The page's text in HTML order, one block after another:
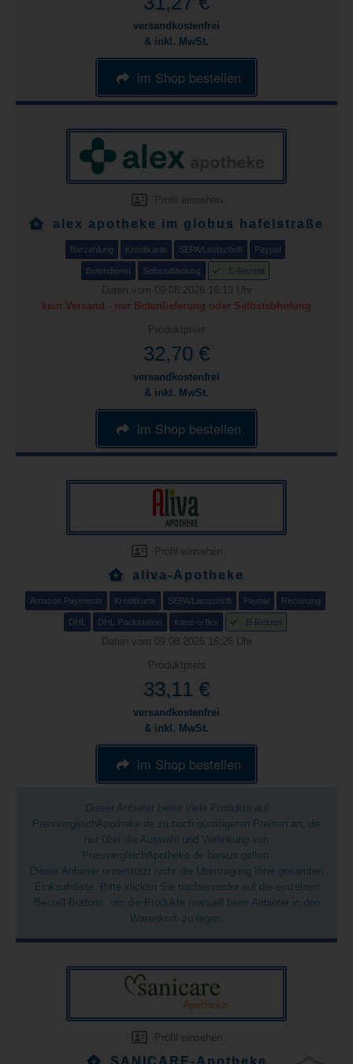
versandkostenfrei
& inkl. MwSt.
im Shop bestellen
Profil einsehen
alex apotheke im globus hafelstraße
Barzahlung Kreditkarte SEPA/Lastschrift Paypal
Botendienst Selbstabholung E-Rezept
Daten vom 09.08.2026 16:19 Uhr
kein Versand - nur Botenlieferung oder Selbstabholung
Produktpreis
32,70 €
versandkostenfrei
& inkl. MwSt.
im Shop bestellen
Profil einsehen
aliva-Apotheke
Amazon Payments Kreditkarte SEPA/Lastschrift Paypal Rechnung
DHL DHL Packstation trans-o-flex E-Rezept
Daten vom 09.08.2026 16:26 Uhr
Produktpreis
33,11 €
versandkostenfrei
& inkl. MwSt.
im Shop bestellen
Dieser Anbieter bietet viele Produkte auf
PreisvergleichApotheke.de zu noch günstigeren Preisen an, die
nur über die Auswahl und Verlinkung von
PreisvergleichApotheke.de heraus gelten.
Dieser Anbieter unterstützt nicht die Übertragung Ihrer gesamten
Einkaufsliste. Bitte klicken Sie nacheinander auf die einzelnen
Bestell-Buttons, um die Produkte manuell beim Anbieter in den
Warenkorb zu legen.
Profil einsehen
SANICARE-Apotheke